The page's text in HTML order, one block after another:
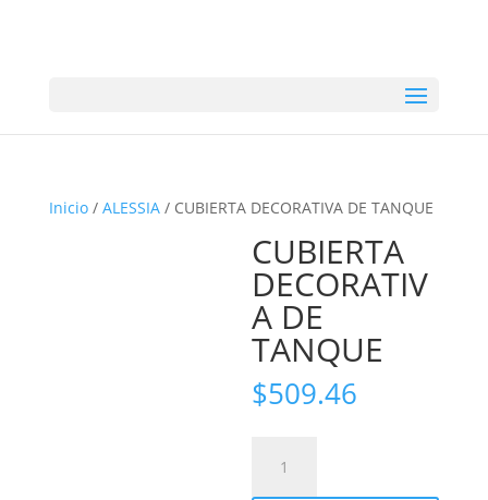
Inicio/ ALESSIA/ CUBIERTA DECORATIVA DE TANQUE
CUBIERTA
DECORATIV
A DE
TANQUE
$509.46
DECORATIVA